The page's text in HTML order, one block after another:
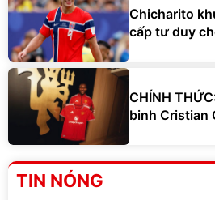
Chicharito
cấp tư duy
CHÍNH
binh Cristian
TIN NÓNG